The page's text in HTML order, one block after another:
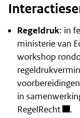
Regeldruk: in
ministerie van
workshop
in
RegelRecht
.